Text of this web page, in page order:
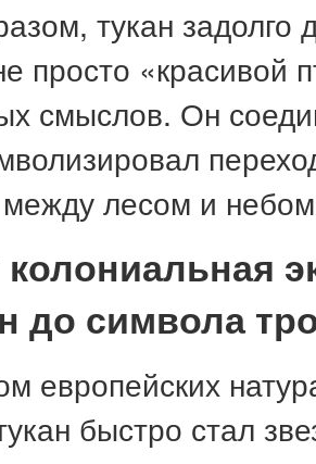
тукан задолго
просто «красивой
смыслов. Он
лесом и
до символа
европейских
быстро стал